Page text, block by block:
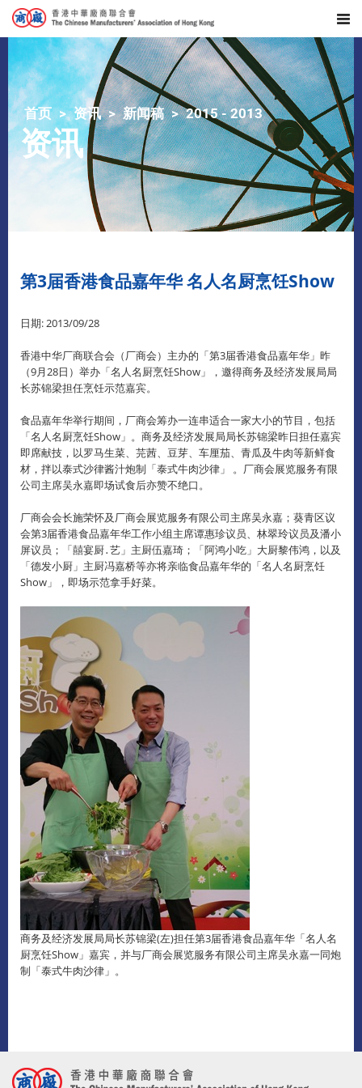
首页 资讯 新闻稿 2015 - 2013
资讯
第3届香港食品嘉年华 名人名厨烹饪Show
日期: 2013/09/28
香港中华厂商联合会（厂商会）主办的「第3届香港食品嘉年华」昨
（9月28日）举办「名人名厨烹饪Show」，邀得商务及经济发展局局
长苏锦梁担任烹饪示范嘉宾。
食品嘉年华举行期间，厂商会筹办一连串适合一家大小的节目，包括
「名人名厨烹饪Show」。 商务及经济发展局局长苏锦梁昨日担任嘉宾
即席献技，以罗马生菜、芫茜、豆芽、车厘茄、青瓜及牛肉等新鲜食
材，拌以泰式沙律酱汁炮制「泰式牛肉沙律」 。 厂商会展览服务有限
公司主席吴永嘉即场试食后亦赞不绝口。
厂商会会长施荣怀及厂商会展览服务有限公司主席吴永嘉；葵青区议
会第3届香港食品嘉年华工作小组主席谭惠珍议员、林翠玲议员及潘小
屏议员；「囍宴厨․艺」主厨伍嘉琦；「阿鸿小吃」大厨黎伟鸿，以及
「德发小厨」主厨冯嘉桥等亦将亲临食品嘉年华的「名人名厨烹饪
Show」，即场示范拿手好菜。
商务及经济发展局局长苏锦梁(左)担任第3届香港食品嘉年华「名人名
厨烹饪Show」嘉宾，并与厂商会展览服务有限公司主席吴永嘉一同炮
制「泰式牛肉沙律」。